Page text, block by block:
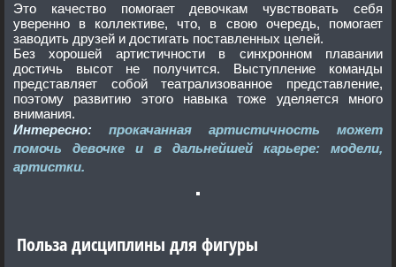
Это качество помогает девочкам чувствовать себя
уверенно в коллективе, что, в свою очередь, помогает
заводить друзей и достигать поставленных целей.
Без хорошей артистичности в синхронном плавании
достичь высот не получится. Выступление команды
представляет собой театрализованное представление,
поэтому развитию этого навыка тоже уделяется много
внимания.
Интересно: прокачанная артистичность может
помочь девочке и в дальнейшей карьере: модели,
артистки.
Польза дисциплины для фигуры